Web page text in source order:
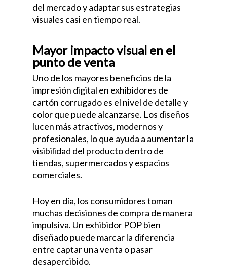
del mercado y adaptar sus estrategias
visuales casi en tiempo real.
Mayor impacto visual en el
punto de venta
Uno de los mayores beneficios de la
impresión digital en exhibidores de
cartón corrugado es el nivel de detalle y
color que puede alcanzarse. Los diseños
lucen más atractivos, modernos y
profesionales, lo que ayuda a aumentar la
visibilidad del producto dentro de
tiendas, supermercados y espacios
comerciales.
Hoy en día, los consumidores toman
muchas decisiones de compra de manera
impulsiva. Un exhibidor POP bien
diseñado puede marcar la diferencia
entre captar una venta o pasar
desapercibido.